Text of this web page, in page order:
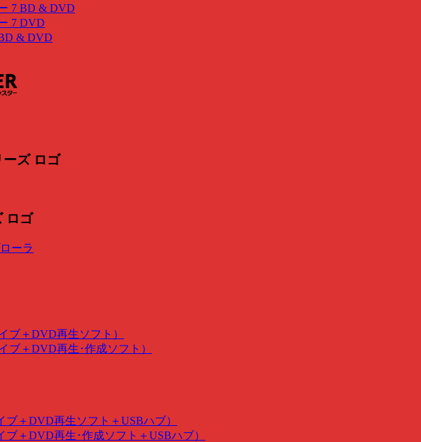
7 BD & DVD
7 DVD
& DVD
ーラ
ブ＋DVD再生ソフト）
ブ＋DVD再生･作成ソフト）
＋DVD再生ソフト＋USBハブ）
＋DVD再生･作成ソフト＋USBハブ）